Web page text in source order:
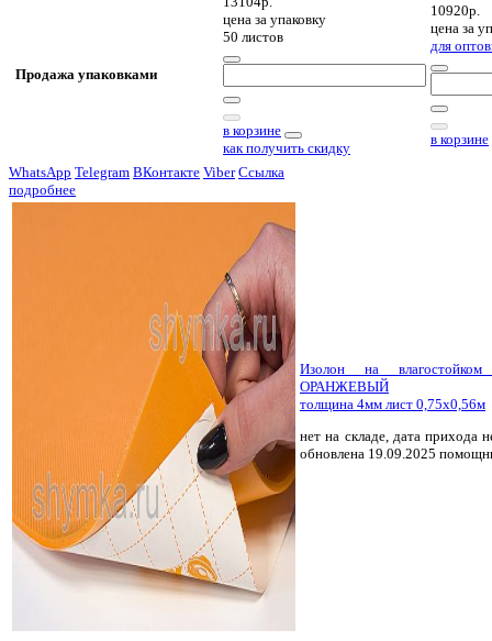
Продажа упаковками
цена за упаковку
50 листов
в корзине
как получить скидку
10920р.
цена за
для
в корзине
WhatsApp Telegram ВКонтакте Viber Ссылка
подробнее
Изолон на
ОРАНЖЕВЫЙ
толщина 4мм лист 0,75х0,56м
нет на складе, дата прихода
обновлена 19.09.2025